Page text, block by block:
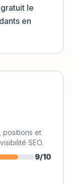
le
en
positions et
SEO.
9/10